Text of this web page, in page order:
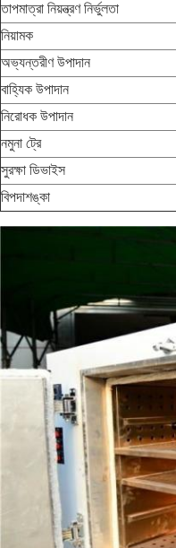
তাপমাত্রা নিয়ন্ত্রণ নির্ভুলতা
নিয়ামক
অভ্যন্তরীণ উপাদান
বাহ্যিক উপাদান
নিরোধক উপাদান
নমুনা ট্রে
সুরক্ষা ডিভাইস
বিপদাশঙ্কা